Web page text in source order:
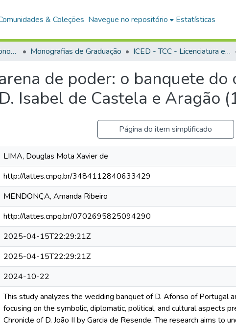
& Coleções Navegue no repositório Estatísticas
Biblioteca Digital de Monografias (BDM) Monografias de Graduação ICED - TCC - Licenciatura em História
de poder: o banquete do
Isabel de Castela e Aragão
Página do item simplificado
LIMA, Douglas Mota Xavier de
http://lattes.cnpq.br/3484112840633429
MENDONÇA, Amanda Ribeiro
http://lattes.cnpq.br/0702695825094290
2025-04-15T22:29:21Z
2025-04-15T22:29:21Z
2024-10-22
This study analyzes the wedding banquet of D. Afonso of Portugal
focusing on the symbolic, diplomatic, political, and cultural aspects
Chronicle of D. João II by Garcia de Resende. The research aims to